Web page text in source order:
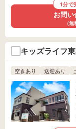
1分で
お問
（無
キッズライフ
空きあり 送迎あり